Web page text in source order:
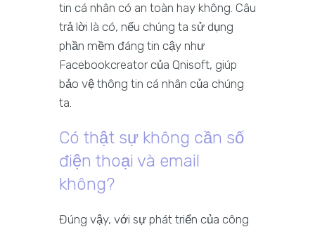
tin cá nhân có an toàn hay không. Câu
trả lời là có, nếu chúng ta sử dụng
phần mềm đáng tin cậy như
Facebookcreator của Qnisoft, giúp
bảo vệ thông tin cá nhân của chúng
ta.
Có thật sự không cần số
điện thoại và email
không?
Đúng vậy, với sự phát triển của công